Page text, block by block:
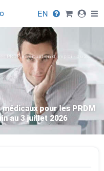
EN
PRDM en situation d'emploi - du 2
pour les PRDM
au 3 juillet 2026